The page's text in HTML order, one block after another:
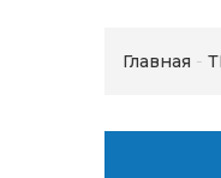
Главная